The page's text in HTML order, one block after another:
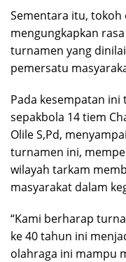
Sementara itu, tokoh
mengungkapkan
turnamen yang
pemersatu
Pada kesempatan
sepakbola 14 tiem
Olile S,Pd,
turnamen ini,
wilayah tarkam
masyarakat dalam
“Kami berharap
ke 40 tahun ini
olahraga ini mampu